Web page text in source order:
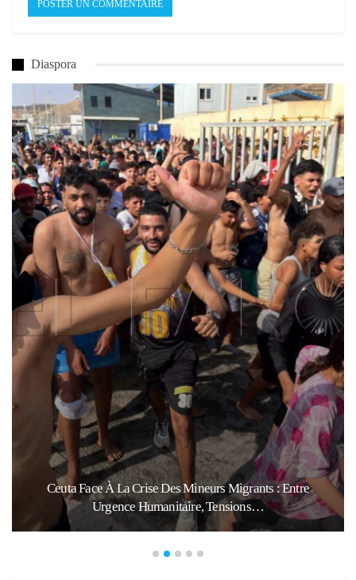
Diaspora
: Entre
Violence Urbaine À Bruxelles : Quand Un
Révèle Les Fractures…